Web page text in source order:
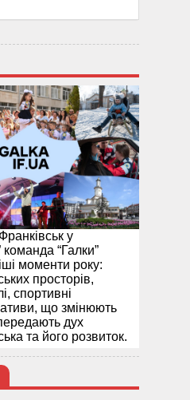
у
“Галки”
моменти року:
просторів,
спортивні
що змінюють
дух
та його розвиток.